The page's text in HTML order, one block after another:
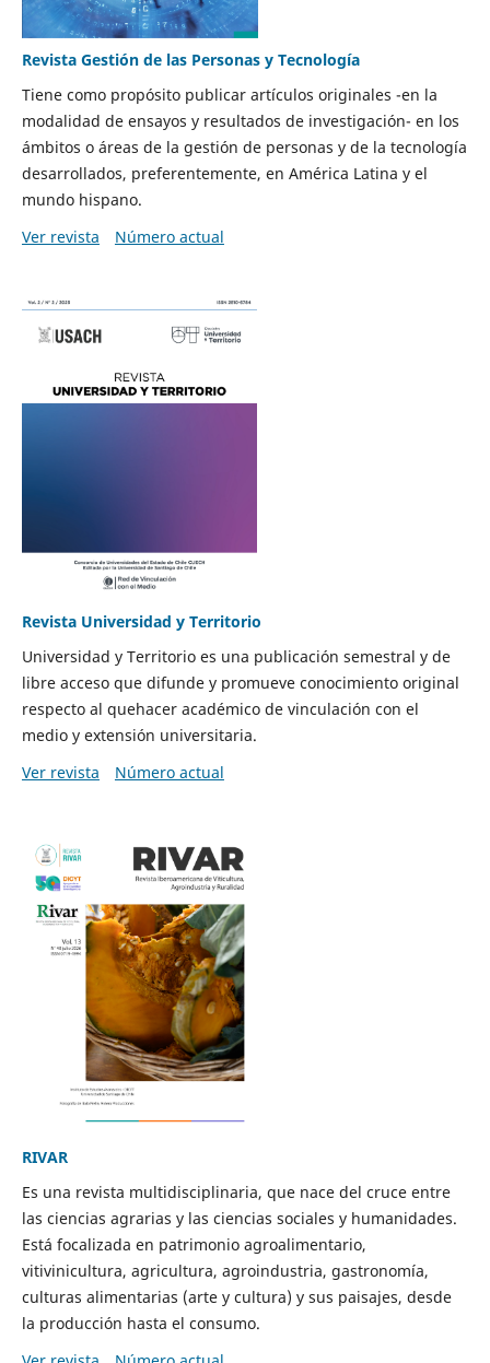
Revista Gestión de las Personas y Tecnología
Tiene como propósito publicar artículos originales -en la
modalidad de ensayos y resultados de investigación- en los
ámbitos o áreas de la gestión de personas y de la tecnología
desarrollados, preferentemente, en América Latina y el
mundo hispano.
Ver revista
Número actual
Revista Universidad y Territorio
Universidad y Territorio es una publicación semestral y de
libre acceso que difunde y promueve conocimiento original
respecto al quehacer académico de vinculación con el
medio y extensión universitaria.
Ver revista
Número actual
RIVAR
Es una revista multidisciplinaria, que nace del cruce entre
las ciencias agrarias y las ciencias sociales y humanidades.
Está focalizada en patrimonio agroalimentario,
vitivinicultura, agricultura, agroindustria, gastronomía,
culturas alimentarias (arte y cultura) y sus paisajes, desde
la producción hasta el consumo.